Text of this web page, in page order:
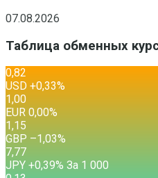
07.08.2026
Таблица обменных
0,82
USD +0,33%
1,00
EUR 0,00%
1,15
GBP –1,03%
7,77
JPY +0,39% За 1 000